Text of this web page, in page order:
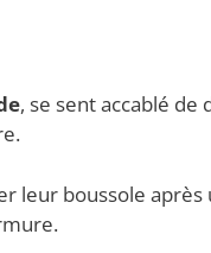
, se sent accablé de
leur boussole après